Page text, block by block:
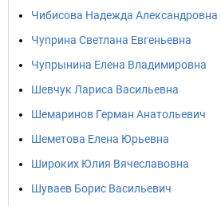
Чибисова Надежда Александровна
Чуприна Светлана Евгеньевна
Чупрынина Елена Владимировна
Шевчук Лариса Васильевна
Шемаринов Герман Анатольевич
Шеметова Елена Юрьевна
Широких Юлия Вячеславовна
Шуваев Борис Васильевич